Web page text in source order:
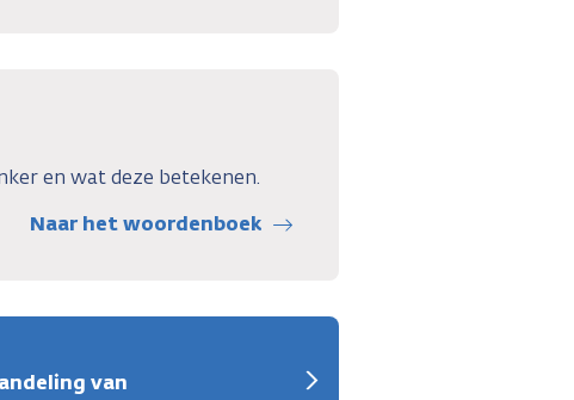
en wat deze betekenen.
Naar het woordenboek
van